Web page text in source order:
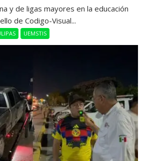
y de ligas mayores en la educación
de Codigo-Visual...
UEMSTIS